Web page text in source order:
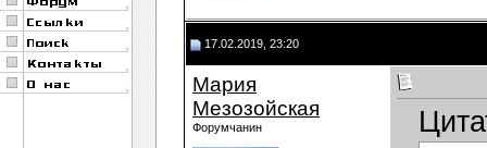
17.02.2019, 23:20
Мария
Мезозойская
Форумчанин